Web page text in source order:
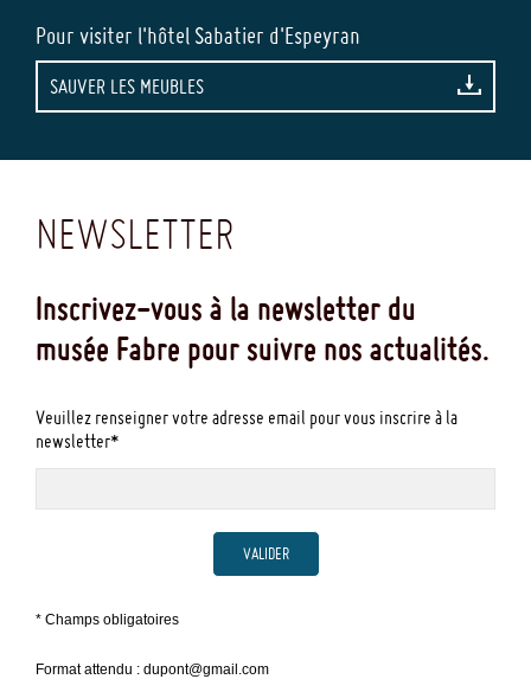
Pour visiter l'hôtel Sabatier d'Espeyran
SAUVER LES MEUBLES
NEWSLETTER
Inscrivez-vous à la newsletter du
musée Fabre pour suivre nos actualités.
Veuillez renseigner votre adresse email pour vous inscrire à la
newsletter*
VALIDER
* Champs obligatoires
Format attendu : dupont@gmail.com